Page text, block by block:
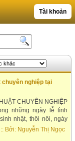
Tài khoản
nhất
chuyên nghiệp tại
CHUYÊN NGHIỆP
những ngày lễ tình
nhật, thôi nôi, ngày
có mang đến niềm vui
không? Hoặc những
:: Bởi: Nguyễn Thị Ngọc